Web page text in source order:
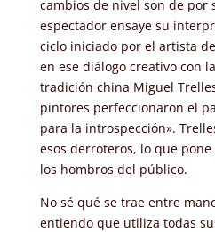
cambios de nivel son de por
espectador ensaye su
ciclo iniciado por el artista
en ese diálogo creativo con
tradición china Miguel
pintores perfeccionaron el
para la introspección».
esos derroteros, lo que
los hombros del público.
No sé qué se trae entre
entiendo que utiliza todas